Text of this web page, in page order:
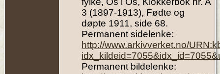
3 (1897-1913), Fødte og
døpte 1911, side 68.
Permanent sidelenke:
http://www.arkivverket.no/
Permanent bildelenke: